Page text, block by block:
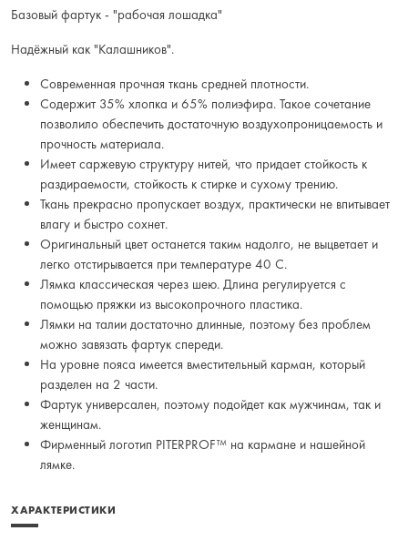
Базовый фартук - "рабочая лошадка"
Надёжный как "Калашников".
Современная прочная ткань средней плотности.
Содержит 35% хлопка и 65% полиэфира. Такое сочетание
позволило обеспечить достаточную воздухопроницаемость и
прочность материала.
Имеет саржевую структуру нитей, что придает стойкость к
раздираемости, стойкость к стирке и сухому трению.
Ткань прекрасно пропускает воздух, практически не впитывает
влагу и быстро сохнет.
Оригинальный цвет останется таким надолго, не выцветает и
легко отстирывается при температуре 40 С.
Лямка классическая через шею. Длина регулируется с
помощью пряжки из высокопрочного пластика.
Лямки на талии достаточно длинные, поэтому без проблем
можно завязать фартук спереди.
На уровне пояса имеется вместительный карман, который
разделен на 2 части.
Фартук универсален, поэтому подойдет как мужчинам, так и
женщинам.
Фирменный логотип PITERPROF™ на кармане и нашейной
лямке.
ХАРАКТЕРИСТИКИ